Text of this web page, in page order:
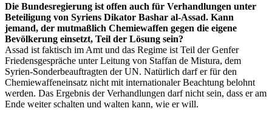
Die Bundesregierung ist offen auch für Verhandlungen unter
Beteiligung von Syriens Dikator Bashar al-Assad. Kann
jemand, der mutmaßlich Chemiewaffen gegen die eigene
Bevölkerung einsetzt, Teil der Lösung sein?
Assad ist faktisch im Amt und das Regime ist Teil der Genfer
Friedensgespräche unter Leitung von Staffan de Mistura, dem
Syrien-Sonderbeauftragten der UN. Natürlich darf er für den
Chemiewaffeneinsatz nicht mit internationaler Beachtung belohnt
werden. Das Ergebnis der Verhandlungen darf nicht sein, dass er am
Ende weiter schalten und walten kann, wie er will.